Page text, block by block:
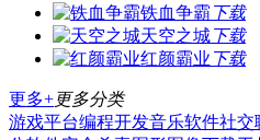
铁血争霸 下载
天空之城下载
红颜霸业 下载
更多+更多分类
游戏平台编程开发音乐软件社交